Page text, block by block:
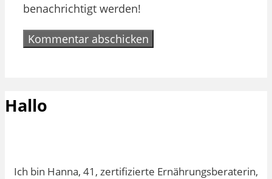
benachrichtigt werden!
Hallo
Ich bin Hanna, 41, zertifizierte Ernährungsberaterin,